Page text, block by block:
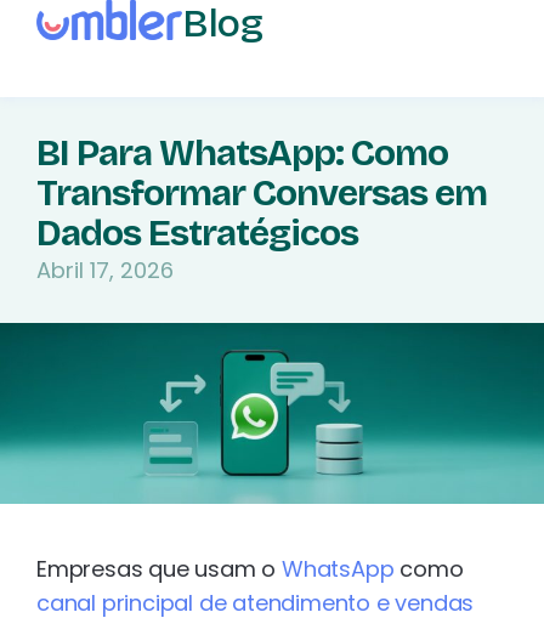
Blog
BI Para WhatsApp: Como
Transformar Conversas em
Dados Estratégicos
Abril 17, 2026
Empresas que usam o WhatsApp como
canal principal de atendimento e vendas